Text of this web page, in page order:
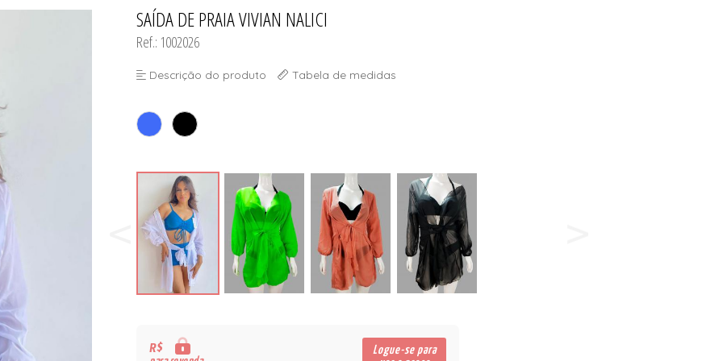
TODOS DE SUTIÃS
TODOS DE DESCONTOS IMPERDÍVEIS
SAÍDA DE PRAIA VIVIAN NALICI
Ref.: 1002026
Descrição do produto Tabela de medidas
R$
Logue-se para